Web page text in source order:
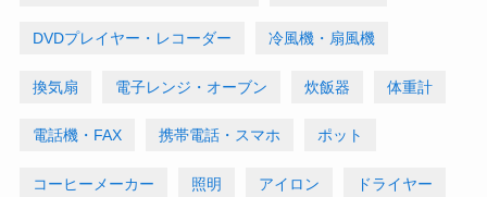
DVDプレイヤー・レコーダー 冷風機・扇風機
換気扇 電子レンジ・オーブン 炊飯器 体重計
電話機・FAX 携帯電話・スマホ ポット
コーヒーメーカー 照明 アイロン ドライヤー